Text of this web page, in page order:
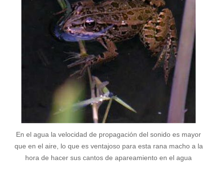
En el agua la velocidad de propagación del sonido es mayor
que en el aire, lo que es ventajoso para esta rana macho a la
hora de hacer sus cantos de apareamiento en el agua